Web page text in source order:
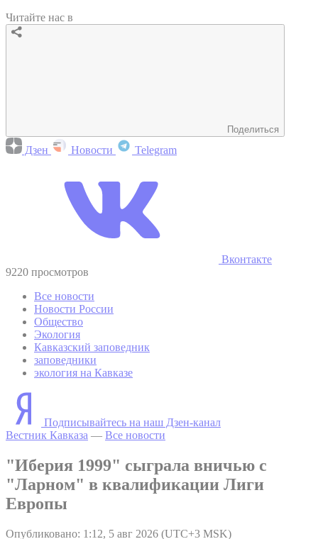
Читайте нас в
Поделиться
Дзен Новости Telegram
Вконтакте
9220 просмотров
Все новости
Новости России
Общество
Экология
Кавказский заповедник
заповедники
экология на Кавказе
Подписывайтесь на наш Дзен-канал
Вестник Кавказа — Все новости
"Иберия 1999" сыграла вничью с
"Ларном" в квалификации Лиги
Европы
Опубликовано: 1:12, 5 авг 2026 (UTC+3 MSK)